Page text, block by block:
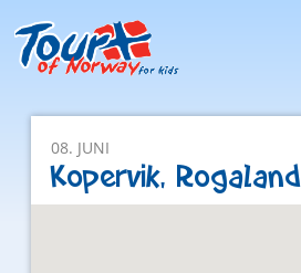
08. JUNI
Kopervik, Rogaland